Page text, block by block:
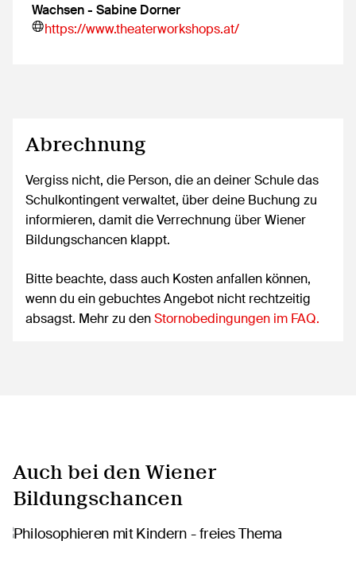
Wachsen - Sabine Dorner
https://www.theaterworkshops.at/
Abrechnung
Vergiss nicht, die Person, die an deiner Schule das
Schulkontingent verwaltet, über deine Buchung zu
informieren, damit die Verrechnung über Wiener
Bildungschancen klappt.
Bitte beachte, dass auch Kosten anfallen können,
wenn du ein gebuchtes Angebot nicht rechtzeitig
absagst. Mehr zu denStornobedingungen im FAQ.
Auch bei den Wiener
Bildungschancen